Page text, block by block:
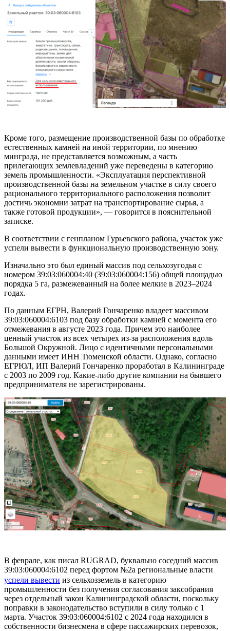
Кроме того, размещение производственной базы по обработке
естественных камней на иной территории, по мнению
минграда, не представляется возможным, а часть
прилегающих землевладений уже переведены в категорию
земель промышленности. «Эксплуатация перспективной
производственной базы на земельном участке в силу своего
рационального территориального расположения позволит
достичь экономии затрат на транспортирование сырья, а
также готовой продукции», — говорится в пояснительной
записке.
В соответствии с генпланом Гурьевского района, участок уже
успели вывести в функциональную производственную зону.
Изначально это был единый массив под сельхозугодья с
номером 39:03:060004:40 (39:03:060004:156) общей площадью
порядка 5 га, размежеванный на более мелкие в 2023–2024
годах.
По данным ЕГРН, Валерий Гончаренко владеет массивом
39:03:060004:6103 под базу обработки камней с момента его
отмежевания в августе 2023 года. Причем это наиболее
ценный участок из всех четырех из-за расположения вдоль
Большой Окружной. Лицо с идентичными персональными
данными имеет ИНН Тюменской области. Однако, согласно
ЕГРЮЛ, ИП Валерий Гончаренко проработал в Калининграде
с 2003 по 2009 год. Какие-либо другие компании на бывшего
предпринимателя не зарегистрированы.
В феврале, как писал RUGRAD, буквально соседний массив
39:03:060004:6102 перед фортом №2а региональные власти
успели вывести из сельхозземель в категорию
промышленности без получения согласования заксобрания
через отдельный закон Калининградской области, поскольку
поправки в законодательство вступили в силу только с 1
марта. Участок 39:03:060004:6102 с 2024 года находился в
собственности бизнесмена в сфере пассажирских перевозок,